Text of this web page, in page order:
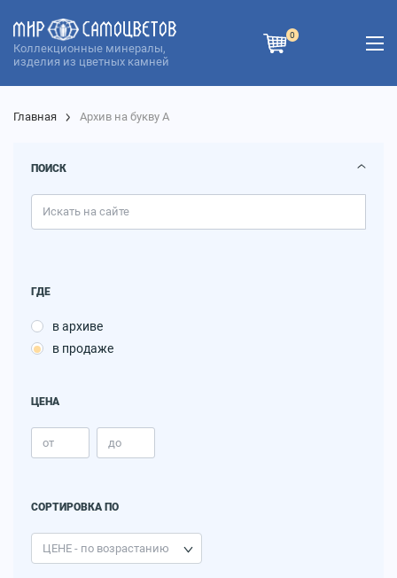
Коллекционные минералы,
изделия из цветных камней
0
Главная Архив на букву А
ПОИСК
ГДЕ
в архиве
в продаже
ЦЕНА
СОРТИРОВКА ПО